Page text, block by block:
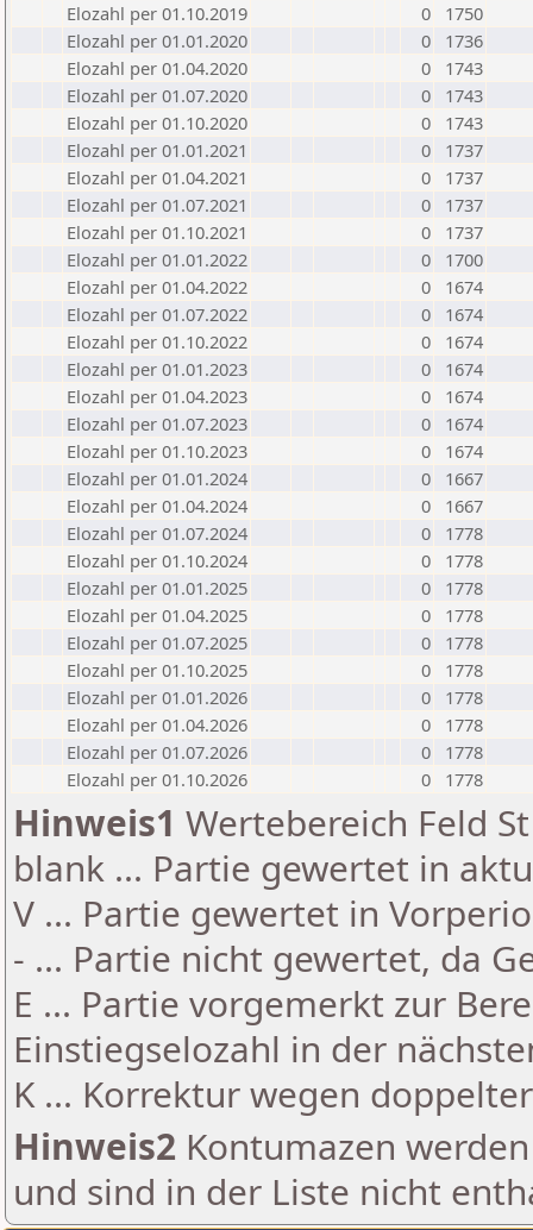
Elozahl per 01.10.2019
0
1750
Elozahl per 01.01.2020
0
1736
Elozahl per 01.04.2020
0
1743
Elozahl per 01.07.2020
0
1743
Elozahl per 01.10.2020
0
1743
Elozahl per 01.01.2021
0
1737
Elozahl per 01.04.2021
0
1737
Elozahl per 01.07.2021
0
1737
Elozahl per 01.10.2021
0
1737
Elozahl per 01.01.2022
0
1700
Elozahl per 01.04.2022
0
1674
Elozahl per 01.07.2022
0
1674
Elozahl per 01.10.2022
0
1674
Elozahl per 01.01.2023
0
1674
Elozahl per 01.04.2023
0
1674
Elozahl per 01.07.2023
0
1674
Elozahl per 01.10.2023
0
1674
Elozahl per 01.01.2024
0
1667
Elozahl per 01.04.2024
0
1667
Elozahl per 01.07.2024
0
1778
Elozahl per 01.10.2024
0
1778
Elozahl per 01.01.2025
0
1778
Elozahl per 01.04.2025
0
1778
Elozahl per 01.07.2025
0
1778
Elozahl per 01.10.2025
0
1778
Elozahl per 01.01.2026
0
1778
Elozahl per 01.04.2026
0
1778
Elozahl per 01.07.2026
0
1778
Elozahl per 01.10.2026
0 1778
Hinweis1 Wertebereich Feld
blank ... Partie gewertet in
V ... Partie gewertet in
- ... Partie nicht gewertet, da
E ... Partie vorgemerkt zur
Einstiegselozahl in der
K ... Korrektur wegen
Hinweis2 Kontumazen
und sind in der Liste nicht